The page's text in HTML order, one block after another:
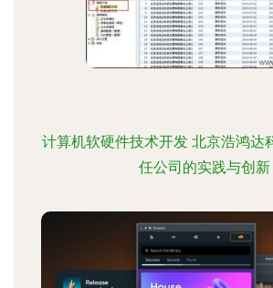
计算机软硬件技术开发 北京浩鸿达
任公司的实践与创新